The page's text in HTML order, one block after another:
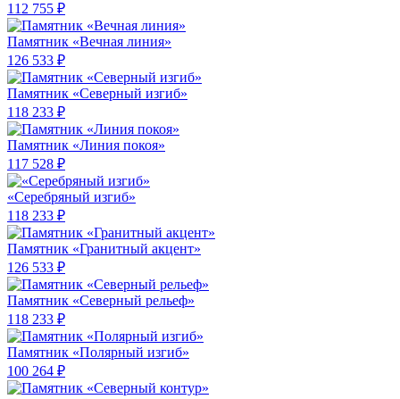
112 755 ₽
Памятник «Вечная линия»
126 533 ₽
Памятник «Северный изгиб»
118 233 ₽
Памятник «Линия покоя»
117 528 ₽
«Серебряный изгиб»
118 233 ₽
Памятник «Гранитный акцент»
126 533 ₽
Памятник «Северный рельеф»
118 233 ₽
Памятник «Полярный изгиб»
100 264 ₽